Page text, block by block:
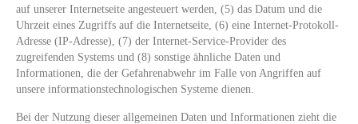
auf unserer Internetseite angesteuert werden, (5) das Datum und die
Uhrzeit eines Zugriffs auf die Internetseite, (6) eine Internet-Protokoll-
Adresse (IP-Adresse), (7) der Internet-Service-Provider des
zugreifenden Systems und (8) sonstige ähnliche Daten und
Informationen, die der Gefahrenabwehr im Falle von Angriffen auf
unsere informationstechnologischen Systeme dienen.
Bei der Nutzung dieser allgemeinen Daten und Informationen zieht die